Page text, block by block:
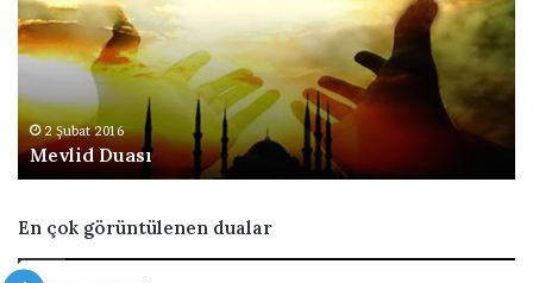
l
i
d
u
a
s
ı
2 Şubat 2016
Mevlid Duası
En çok görüntülenen dualar